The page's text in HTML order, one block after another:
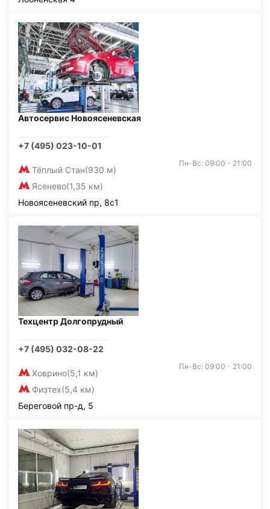
Автосервис Новоясеневская
+7 (495) 023-10-01
Тёплый Стан(930 м)
Ясенево(1,35 км)
Пн-Вс: 09:00 - 21:00
Новоясеневский пр, 8с1
Техцентр Долгопрудный
+7 (495) 032-08-22
Ховрино(5,1 км)
Физтех(5,4 км)
Пн-Вс: 09:00 - 21:00
Береговой пр-д, 5